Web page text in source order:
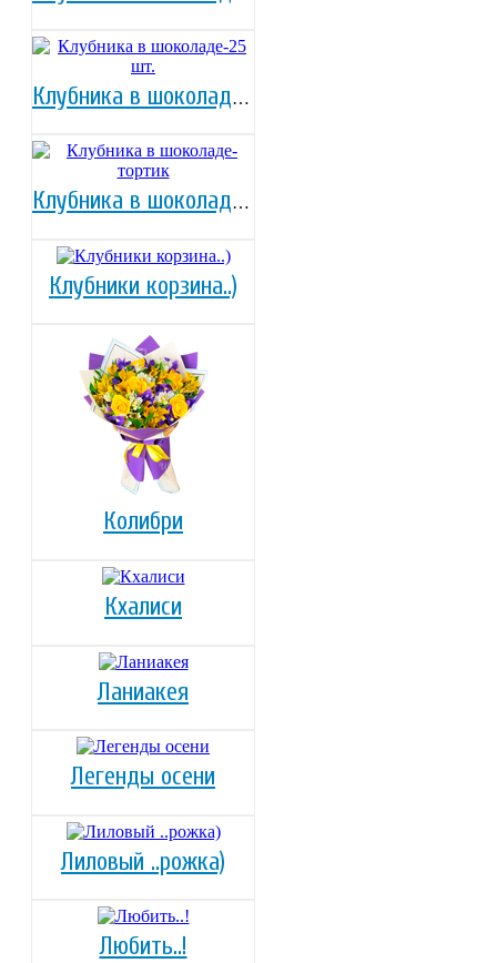
Клубника в шоколаде-25 шт.
Клубника в шоколаде-тортик
Клубники корзина..)
Колибри
Кхалиси
Ланиакея
Легенды осени
Лиловый ..рожка)
Любить..!